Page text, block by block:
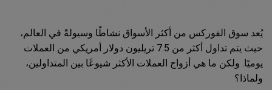
يُعد سوق الفوركس من أكثر الأسواق نشاطًا وسيولةً في العالم،
حيث يتم تداول أكثر من 7.5 تريليون دولار أمريكي من العملات
يوميًا. ولكن ما هي أزواج العملات الأكثر شيوعًا بين المتداولين،
ولماذا؟